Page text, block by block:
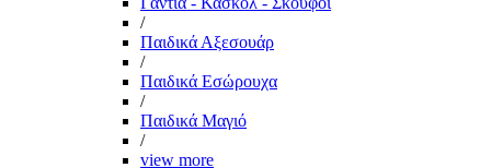
/
Παιδικά Αξεσουάρ
/
Παιδικά Εσώρουχα
/
Παιδικά Μαγιό
/
view more